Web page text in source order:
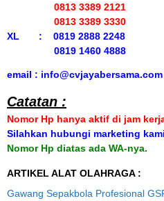
0813 3389 2121
0813 3389 3330
XL : 0819 2888 2248
0819 1460 4888
email : info@cvjayabersama.com
Catatan :
Nomor Hp hanya aktif di jam
Silahkan hubungi marketing
Nomor Hp diatas ada WA-nya.
ARTIKEL ALAT OLAHRAGA :
Gawang Sepakbola Profesional